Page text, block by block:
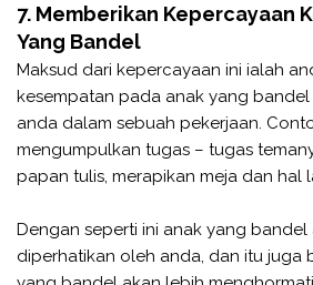
7. Memberikan Kepercayaan
Yang Bandel
Maksud dari kepercayaan ini ialah
kesempatan pada anak yang
anda dalam sebuah pekerjaan.
mengumpulkan tugas – tugas
papan tulis, merapikan meja dan hal
Dengan seperti ini anak yang bandel
diperhatikan oleh anda, dan itu juga